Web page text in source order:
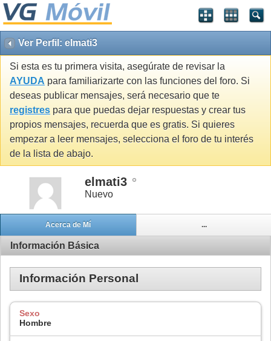
Ver Perfil: elmati3
Si esta es tu primera visita, asegúrate de revisar la
AYUDA para familiarizarte con las funciones del foro. Si
deseas publicar mensajes, será necesario que te
registres para que puedas dejar respuestas y crear tus
propios mensajes, recuerda que es gratis. Si quieres
empezar a leer mensajes, selecciona el foro de tu interés
de la lista de abajo.
elmati3
Nuevo
Acerca de Mí ...
Información Básica
Información Personal
Sexo
Hombre